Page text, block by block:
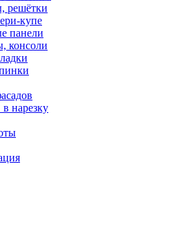
решётки
купе
панели
консоли
нарезку